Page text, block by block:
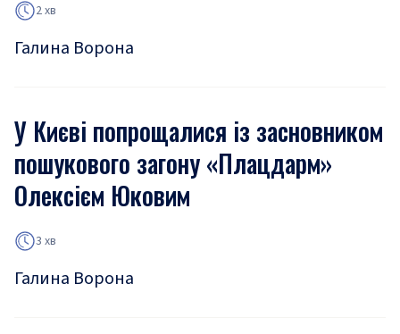
2 хв
Галина Ворона
У Києві попрощалися із засновником
пошукового загону «Плацдарм»
Олексієм Юковим
3 хв
Галина Ворона